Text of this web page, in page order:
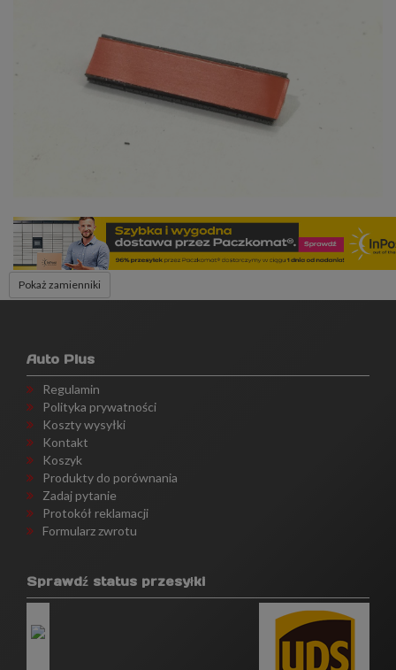
Pokaż zamienniki
Auto Plus
Regulamin
Polityka prywatności
Koszty wysyłki
Kontakt
Koszyk
Produkty do porównania
Zadaj pytanie
Protokół reklamacji
Formularz zwrotu
Sprawdź status przesyłki